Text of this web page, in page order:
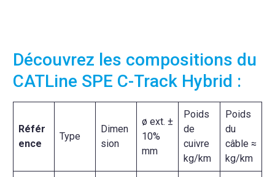
Découvrez les compositions du
CATLine SPE C-Track Hybrid :
Référ
ence
Type
Dimen
sion
ø ext. ±
10%
mm
Poids
de
cuivre
kg/km
Poids
du
câble ≈
kg/km